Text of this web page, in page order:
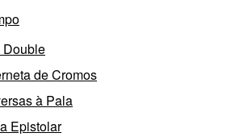
Double
de Cromos
à Pala
Epistolar